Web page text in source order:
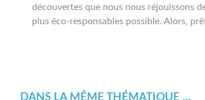
découvertes que nous nous réjouissons
plus éco-responsables possible. Alors,
DANS LA MÊME THÉMATIQUE ...